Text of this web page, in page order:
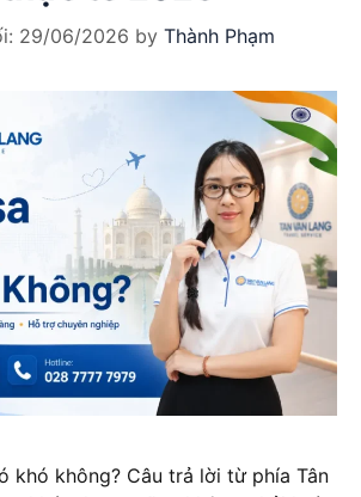
29/06/2026 by Thành Phạm
khó không? Câu trả lời từ phía Tân